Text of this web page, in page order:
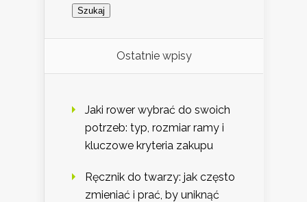
Ostatnie wpisy
Jaki rower wybrać do swoich
potrzeb: typ, rozmiar ramy i
kluczowe kryteria zakupu
Ręcznik do twarzy: jak często
zmieniać i prać, by uniknąć